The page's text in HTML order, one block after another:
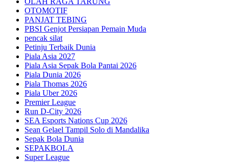
OTOMOTIF
PANJAT TEBING
PBSI Genjot Persiapan Pemain Muda
pencak silat
Petinju Terbaik Dunia
Piala Asia 2027
Piala Asia Sepak Bola Pantai 2026
Piala Dunia 2026
Piala Thomas 2026
Piala Uber 2026
Premier League
Run D-City 2026
SEA Esports Nations Cup 2026
Sean Gelael Tampil Solo di Mandalika
Sepak Bola Dunia
SEPAKBOLA
Super League